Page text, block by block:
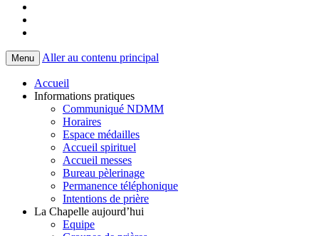
Menu Aller au contenu principal
Accueil
Informations pratiques
Communiqué NDMM
Horaires
Espace médailles
Accueil spirituel
Accueil messes
Bureau pèlerinage
Permanence téléphonique
Intentions de prière
La Chapelle aujourd’hui
Equipe